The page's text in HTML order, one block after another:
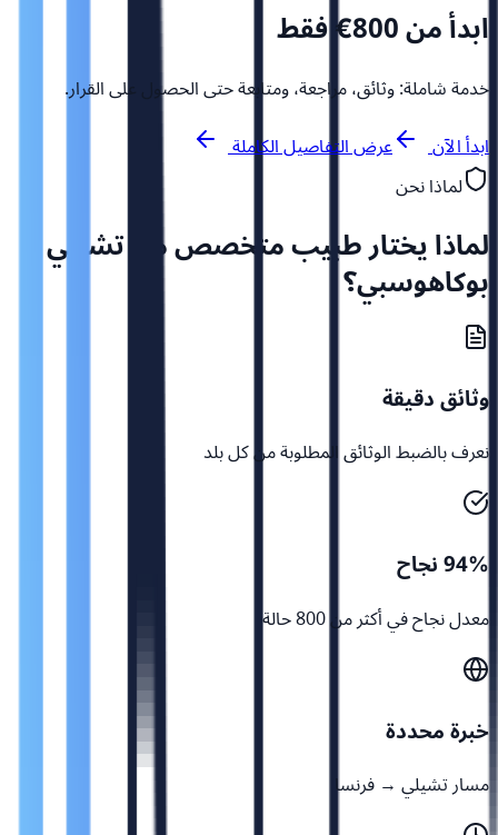
ابدأ من 800€ فقط
خدمة شاملة: وثائق، مراجعة، ومتابعة حتى الحصول على القرار.
ابدأ الآن
عرض التفاصيل الكاملة
لماذا نحن
لماذا يختار طبيب متخصص من تشيلي
بوكاهوسبي؟
وثائق دقيقة
نعرف بالضبط الوثائق المطلوبة من كل بلد
94% نجاح
معدل نجاح في أكثر من 800 حالة
خبرة محددة
مسار تشيلي → فرنسا